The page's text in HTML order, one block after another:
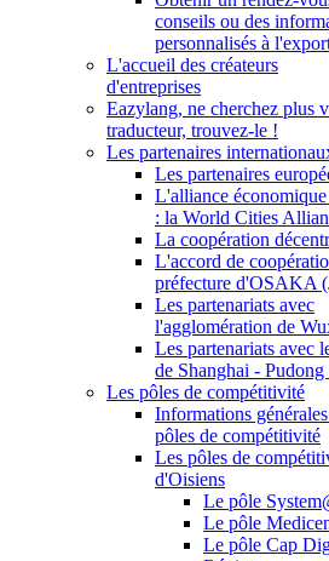
conseils ou des
personnalisés à
L'accueil des créateurs
d'entreprises
Eazylang, ne cherchez plus
traducteur, trouvez-le !
Les partenaires
Les partenaires
L'alliance
: la World Cities
La coopération
L'accord de
préfecture d'OSAKA
Les partenariats avec
l'agglomération de
Les partenariats avec
de Shanghai -
Les pôles de compétitivité
Informations
pôles de compétitivité
Les pôles de
d'Oisiens
Le pôle
Le pôle
Le pôle Cap